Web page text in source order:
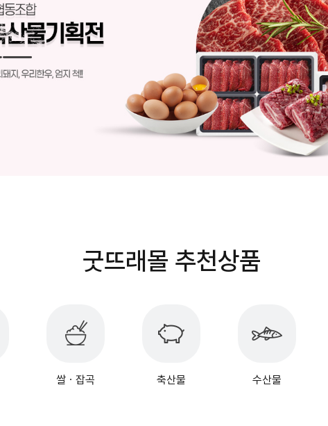
굿뜨래몰 추천상품
쌀ㆍ잡곡 축산물 수산물